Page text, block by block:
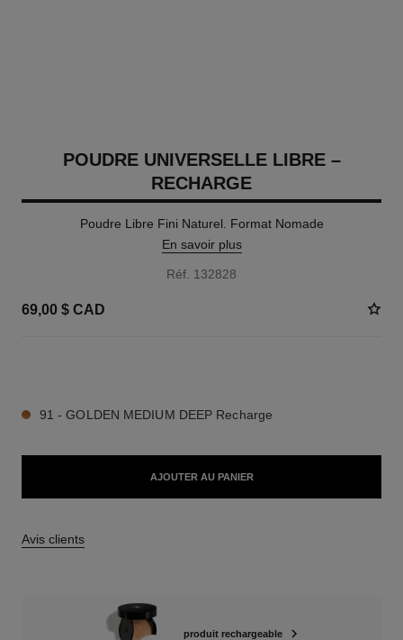
POUDRE UNIVERSELLE LIBRE –
RECHARGE
Poudre Libre Fini Naturel. Format Nomade
En savoir plus
Réf. 132828
69,00 $ CAD
91 - GOLDEN MEDIUM DEEP Recharge
AJOUTER AU PANIER
Avis clients
produit rechargeable